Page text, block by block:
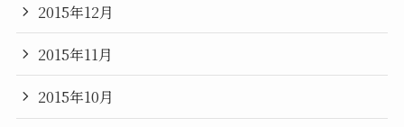
2015年12月
2015年11月
2015年10月